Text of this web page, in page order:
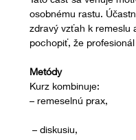
osobnému rastu.
zdravý vzťah k remeslu
pochopiť, že
Metódy
Kurz kombinuje:
– remeselnú prax,
– diskusiu,